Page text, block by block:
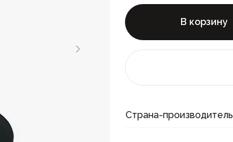
В корзину
Страна-производитель